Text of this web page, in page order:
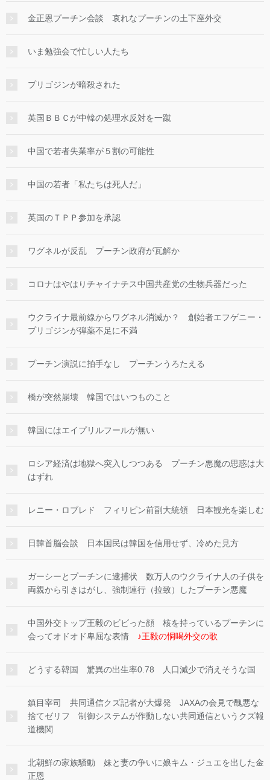
金正恩プーチン会談 哀れなプーチンの土下座外交
いま勉強会で忙しい人たち
プリゴジンが暗殺された
英国ＢＢＣが中韓の処理水反対を一蹴
中国で若者失業率が５割の可能性
中国の若者「私たちは死人だ」
英国のＴＰＰ参加を承認
ワグネルが反乱 プーチン政府が瓦解か
コロナはやはりチャイナチス中国共産党の生物兵器だった
ウクライナ最前線からワグネル消滅か？ 創始者エフゲニー・
プリゴジンが弾薬不足に不満
プーチン演説に拍手なし プーチンうろたえる
橋が突然崩壊 韓国ではいつものこと
韓国にはエイプリルフールが無い
ロシア経済は地獄へ突入しつつある プーチン悪魔の思惑は大
はずれ
レニー・ロブレド フィリピン前副大統領 日本観光を楽しむ
日韓首脳会談 日本国民は韓国を信用せず、冷めた見方
ガーシーとプーチンに逮捕状 数万人のウクライナ人の子供を
両親から引きはがし、強制連行（拉致）したプーチン悪魔
中国外交トップ王毅のビビった顔 核を持っているプーチンに
会ってオドオド卑屈な表情 ♪王毅の恫喝外交の歌
どうする韓国 驚異の出生率0.78 人口減少で消えそうな国
鎮目宰司 共同通信クズ記者が大爆発 JAXAの会見で醜悪な
捨てゼリフ 制御システムが作動しない共同通信というクズ報
道機関
北朝鮮の家族騒動 妹と妻の争いに娘キム・ジュエを出した金
正恩